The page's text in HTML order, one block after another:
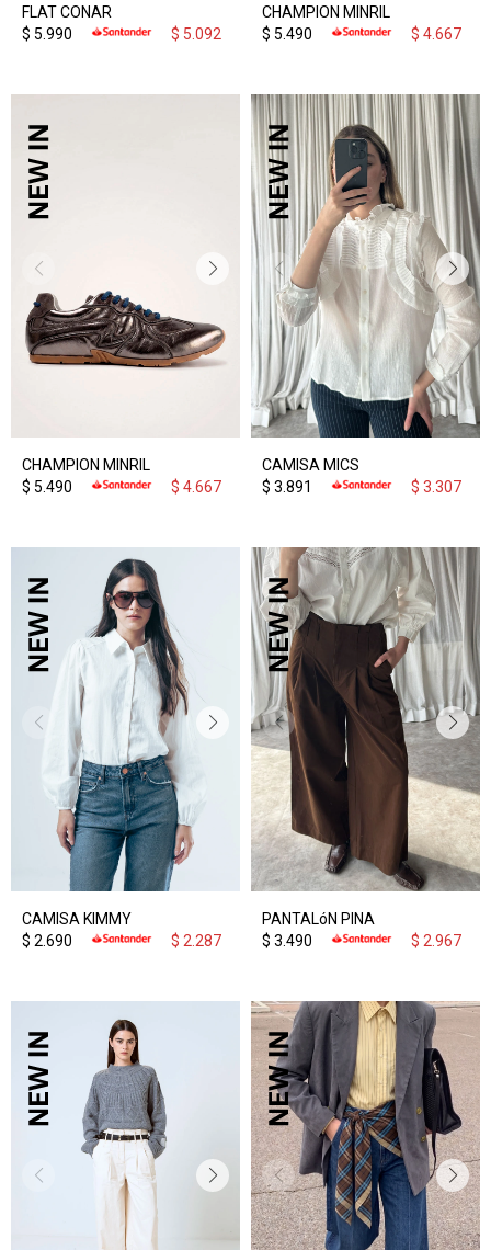
FLAT CONAR
$ 5.990 $ 5.092
CHAMPION MINRIL
$ 5.490 $ 4.667
CHAMPION MINRIL
$ 5.490 $ 4.667
CAMISA MICS
$ 3.891 $ 3.307
CAMISA KIMMY
$ 2.690 $ 2.287
PANTALóN PINA
$ 3.490 $ 2.967